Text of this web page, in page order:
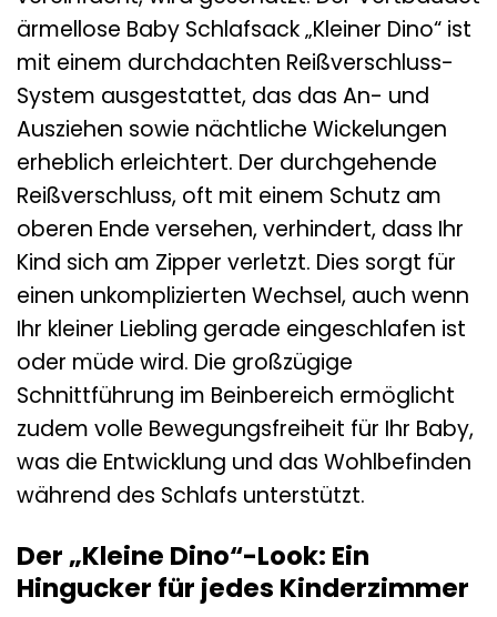
ärmellose Baby Schlafsack „Kleiner Dino“ ist
mit einem durchdachten Reißverschluss-
System ausgestattet, das das An- und
Ausziehen sowie nächtliche Wickelungen
erheblich erleichtert. Der durchgehende
Reißverschluss, oft mit einem Schutz am
oberen Ende versehen, verhindert, dass Ihr
Kind sich am Zipper verletzt. Dies sorgt für
einen unkomplizierten Wechsel, auch wenn
Ihr kleiner Liebling gerade eingeschlafen ist
oder müde wird. Die großzügige
Schnittführung im Beinbereich ermöglicht
zudem volle Bewegungsfreiheit für Ihr Baby,
was die Entwicklung und das Wohlbefinden
während des Schlafs unterstützt.
Der „Kleine Dino“-Look: Ein
Hingucker für jedes Kinderzimmer